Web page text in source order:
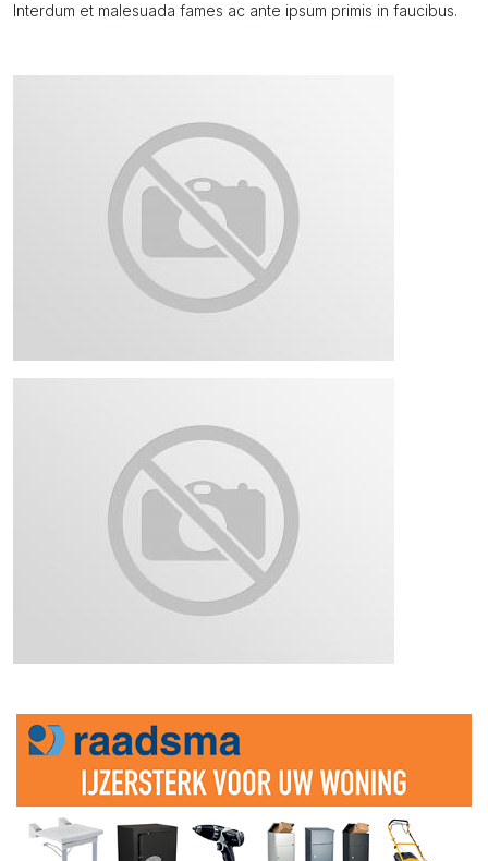
Interdum et malesuada fames ac ante ipsum primis in faucibus.